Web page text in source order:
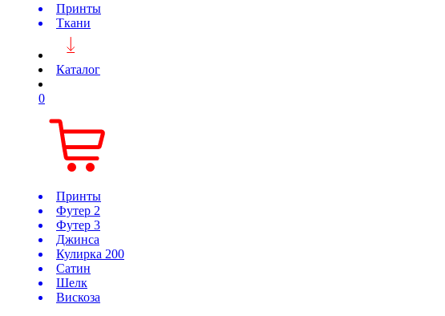
Принты
Ткани
Каталог
0
Принты
Футер 2
Футер 3
Джинса
Кулирка 200
Сатин
Шелк
Вискоза